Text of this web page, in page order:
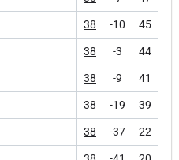
38 -10 45
38 -3 44
38 -9 41
38 -19 39
38 -37 22